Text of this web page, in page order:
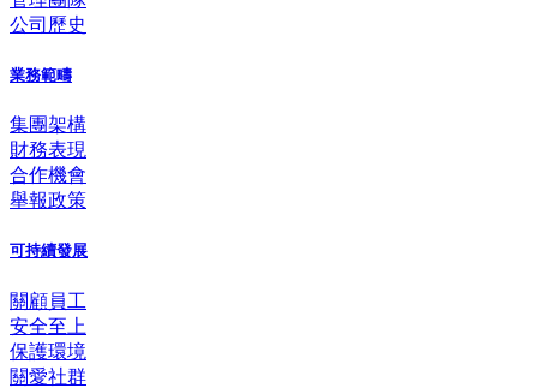
公司歷史
業務範疇
集團架構
財務表現
合作機會
舉報政策
可持續發展
關顧員工
安全至上
保護環境
關愛社群